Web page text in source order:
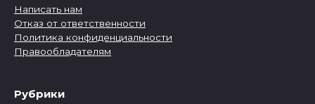
Написать нам
Отказ от ответственности
Политика конфиденциальности
Правообладателям
Рубрики